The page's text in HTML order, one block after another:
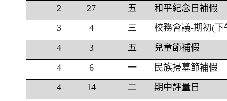
2
27 五
和平紀念日補假
3
4 三
校務會議-期初(下
4
3 五
兒童節補假
4
6 一
民族掃墓節補假
4
14 二
期中評量日